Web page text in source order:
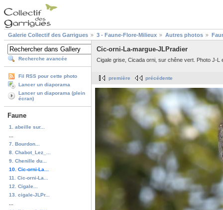
Galerie Collectif des Garrigues 3 - Faune-Flore-Milieux Autres photos
Recherche avancée
Fil RSS pour cette photo
Lancer un diaporama
Lancer un diaporama (plein
écran)
Faune
1. abeille sur...
7. Bourdon...
8. Chabot_Lez_...
9. Chenille du...
10. Cic-orni-La...
11. Cic-orni-La...
12. Cigale...
13. cigale-JLPr...
Cic-orni-La-margue-JLPradier
Cigale grise, Cicada orni, sur chêne vert. Photo J-L
première précédente